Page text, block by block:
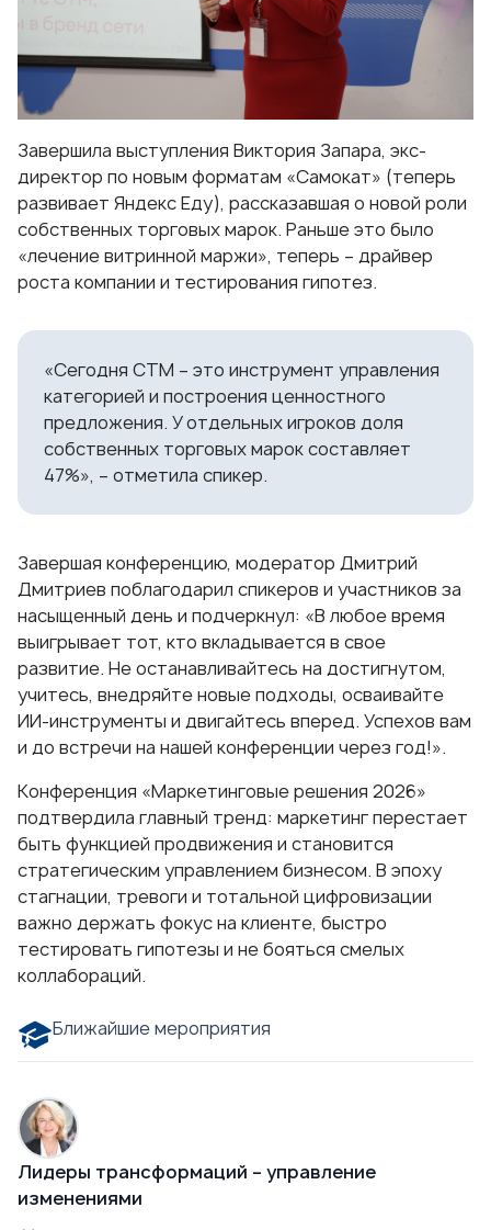
Завершила выступления Виктория Запара, экс-
директор по новым форматам «Самокат» (теперь
развивает Яндекс Еду), рассказавшая о новой роли
собственных торговых марок. Раньше это было
«лечение витринной маржи», теперь – драйвер
роста компании и тестирования гипотез.
«Сегодня СТМ – это инструмент управления
категорией и построения ценностного
предложения. У отдельных игроков доля
собственных торговых марок составляет
47%», – отметила спикер.
Завершая конференцию, модератор Дмитрий
Дмитриев поблагодарил спикеров и участников за
насыщенный день и подчеркнул: «В любое время
выигрывает тот, кто вкладывается в свое
развитие. Не останавливайтесь на достигнутом,
учитесь, внедряйте новые подходы, осваивайте
ИИ-инструменты и двигайтесь вперед. Успехов вам
и до встречи на нашей конференции через год!».
Конференция «Маркетинговые решения 2026»
подтвердила главный тренд: маркетинг перестает
быть функцией продвижения и становится
стратегическим управлением бизнесом. В эпоху
стагнации, тревоги и тотальной цифровизации
важно держать фокус на клиенте, быстро
тестировать гипотезы и не бояться смелых
коллабораций.
Ближайшие мероприятия
Лидеры трансформаций – управление
изменениями